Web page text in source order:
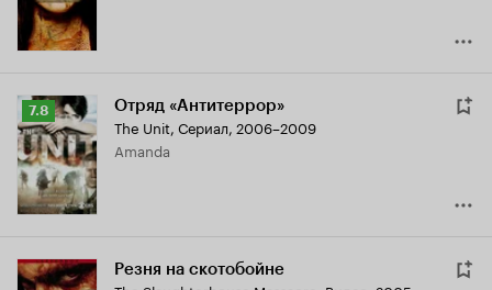
Рейтинг
Кинопоиска
7.8
7.8 Отряд «Антитеррор»
The Unit, Сериал, 2006–2009
Amanda
Резня на скотобойне